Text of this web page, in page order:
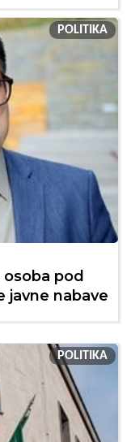
POLITIKA
pod
javne nabave
POLITIKA